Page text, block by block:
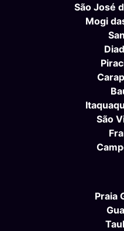
São José
Mogi
São
Praia